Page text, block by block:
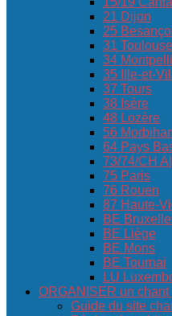
21 Dijon
25
31 Toulouse
34
35 Ille-et-
37 Tours
38 Isère
48 Lozère
56
64 Pays
73/74/CH
75 Paris
76 Rouen
87 Haute-
BE
BE Liège
BE Mons
BE Tournai
LU
ORGANISER un chant
Guide du site